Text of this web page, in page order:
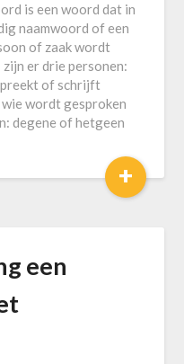
is een woord dat in
naamwoord of een
of zaak wordt
er drie personen:
of schrijft
wordt gesproken
degene of hetgeen
+
een